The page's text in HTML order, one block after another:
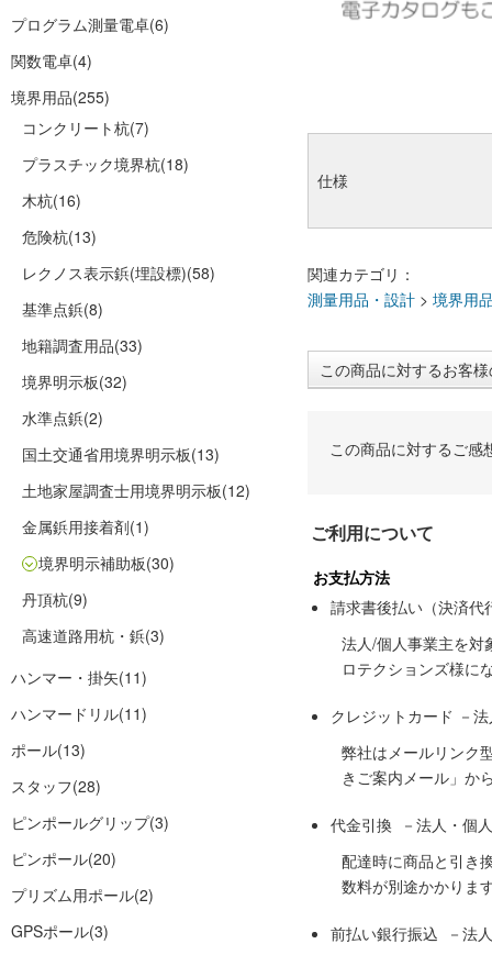
プログラム測量電卓(6)
関数電卓(4)
境界用品(255)
コンクリート杭(7)
プラスチック境界杭(18)
木杭(16)
危険杭(13)
レクノス表示鋲(埋設標)(58)
基準点鋲(8)
地籍調査用品(33)
境界明示板(32)
水準点鋲(2)
国土交通省用境界明示板(13)
土地家屋調査士用境界明示板(12)
金属鋲用接着剤(1)
境界明示補助板(30)
丹頂杭(9)
高速道路用杭・鋲(3)
ハンマー・掛矢(11)
ハンマードリル(11)
ポール(13)
スタッフ(28)
ピンポールグリップ(3)
ピンポール(20)
プリズム用ポール(2)
GPSポール(3)
仕様
関連カテゴリ：
測量用品・設計 > 境界用
この商品に対するお客
この商品に対するご感
ご利用について
お支払方法
請求書後払い（決済代
法人/個人事業主を対
ロテクションズ様に
クレジットカード －
弊社はメールリンク
きご案内メール」か
代金引換 －法人・個
配達時に商品と引き
数料が別途かかりま
前払い銀行振込 －法